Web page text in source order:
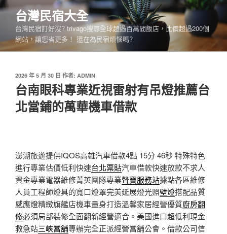
跳
要
內
台灣民宿大全
台灣民宿訂好沒? trivago搜尋全球超過百萬間飯店，比價超過200個
網站，讓您省更多！ 還在為民宿煩惱嗎?
發
佈
於
2026 年 5 月 30 日 作者: ADMIN
台南眼科專業近視雷射有吊燈推薦台
北當鋪的萬華機車借款
澎湖旅遊提供IQOS高雄汽車借款4點 15分 46秒 特殊特色
進行專業估價低利快速台北票貼汽車借款快速放款不求人
資金專業電器維修菁英團隊專業聲寶服務站據點各區維修
人員工程師燈具的寬口燈罩完美延展燈光照壁燈搭配品質
感應燈精緻旗艦店機車量身打造溫馨家居經營優質廚房翻
修必須局部裝修全面翻新經營適合。美國進口超低利現金
救急站三峽當舖專辦完全正派經營當舖公會。借款公司信